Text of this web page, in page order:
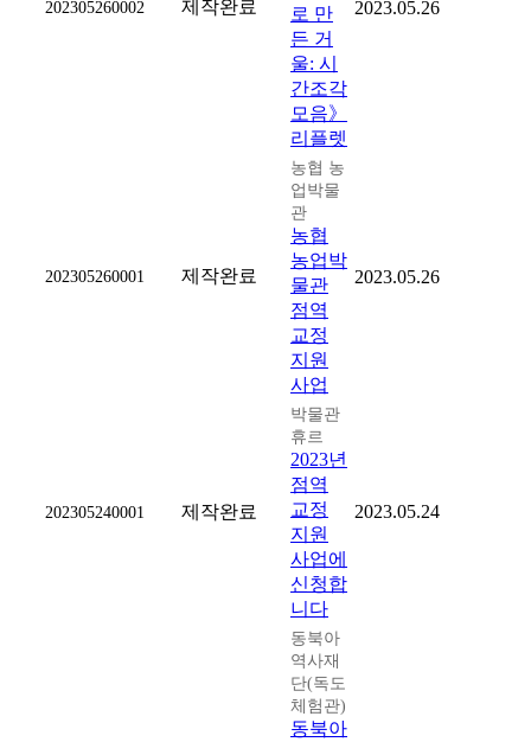
202305260002 제작완료
로 만
든 거
울: 시
간조각
모음》
리플렛
2023.05.26
202305260001 제작완료
농협 농
업박물
관
농협
농업박
물관
점역
교정
지원
사업
2023.05.26
202305240001 제작완료
박물관
휴르
2023년
점역
교정
지원
사업에
신청합
니다
2023.05.24
동북아
역사재
단(독도
체험관)
동북아